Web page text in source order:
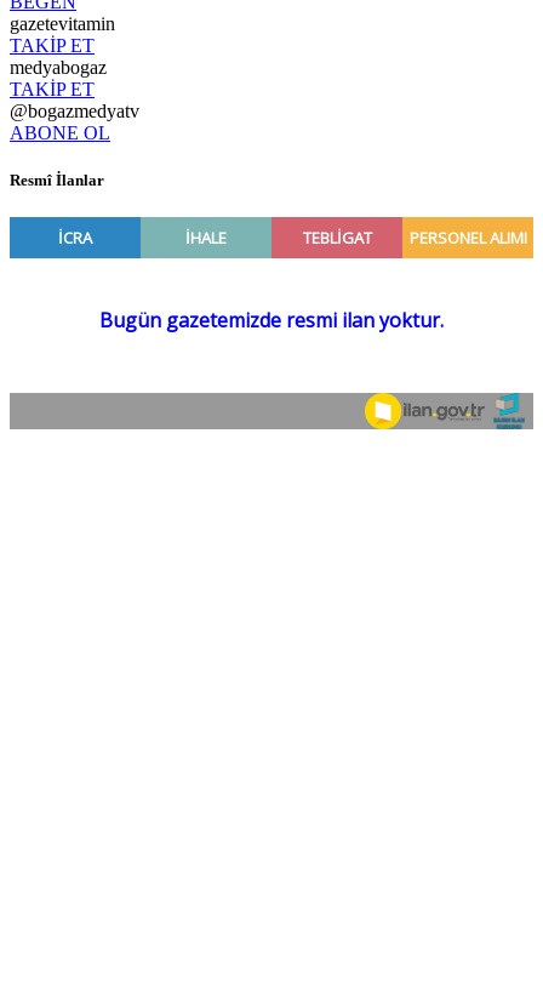
gazetevitamin
TAKİP ET
medyabogaz
TAKİP ET
@bogazmedyatv
ABONE OL
Resmî İlanlar